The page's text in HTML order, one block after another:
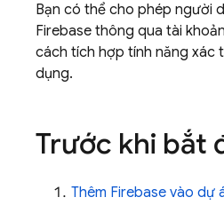
Bạn có thể cho phép người
Firebase thông qua tài
cách tích hợp tính năng xác
dụng.
Trước khi bắt
Thêm Firebase vào dự